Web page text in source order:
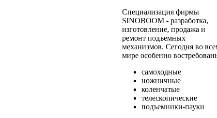
Специализация фирмы
SINOBOOM - разработка,
изготовление, продажа и
ремонт подъемных
механизмов. Сегодня во
мире особенно
самоходные
ножничные
коленчатые
телескопические
подъемники-пауки